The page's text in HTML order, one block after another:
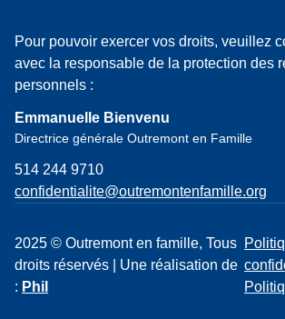
Pour pouvoir exercer vos droits, veuillez
avec la responsable de la protection des
personnels :
Emmanuelle Bienvenu
Directrice générale Outremont en Famille
514 244 9710
confidentialite@outremontenfamille.org
2025 © Outremont en famille, Tous
droits réservés | Une réalisation de
: Phil